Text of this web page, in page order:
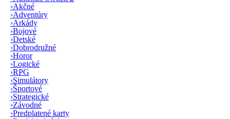
›Akčné
›Adventúry
›Arkády
›Bojové
›Detské
›Dobrodružné
›Horor
›Logické
›RPG
›Simulátory
›Športové
›Strategické
›Závodné
›Predplatené karty